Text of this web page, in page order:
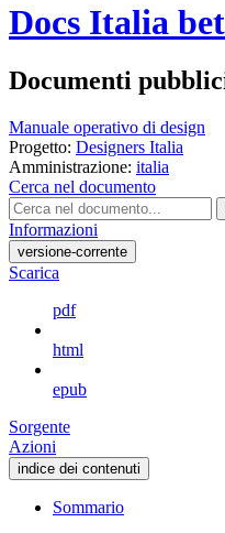
Docs Italia
Documenti
Manuale operativo di design
Progetto: Designers Italia
Amministrazione: italia
Cerca nel documento
Informazioni
versione-corrente
Scarica
pdf
html
epub
Sorgente
Azioni
indice dei contenuti
Sommario